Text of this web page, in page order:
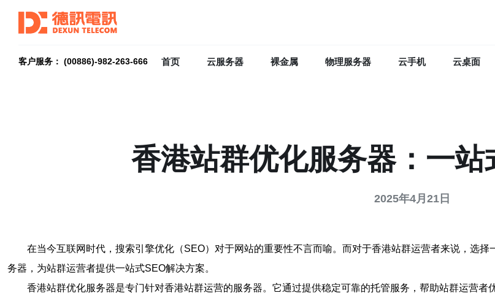
客户服务： (00886)-982-263-666 首页 云服务器 裸金属 物理服务器 云手机 云桌面
香港站群优化服务器：一
2025年4月21日
在当今互联网时代，搜索引擎优化（SEO）对于网站的重要性不言而喻。而对于香港站群运营者来说，选
务器，为站群运营者提供一站式SEO解决方案。
香港站群优化服务器是专门针对香港站群运营的服务器。它通过提供稳定可靠的托管服务，帮助站群运营者